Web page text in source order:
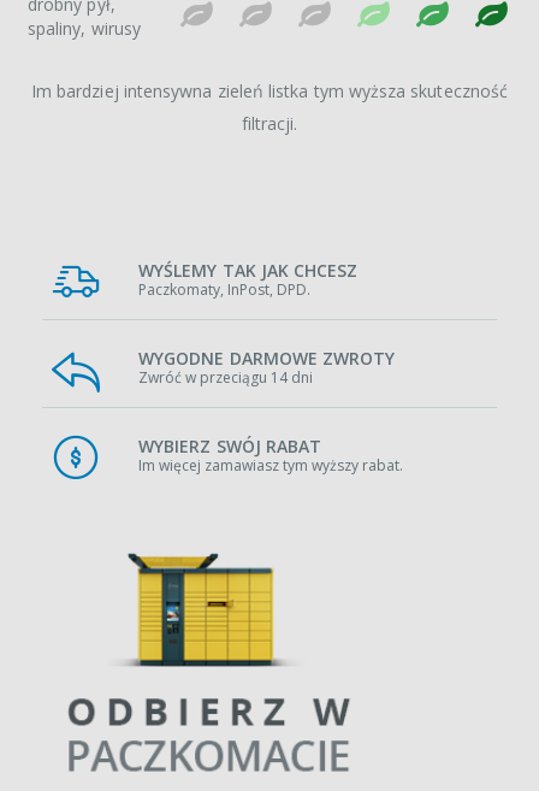
spaliny, wirusy
Im bardziej intensywna zieleń listka tym wyższa skuteczność
filtracji.
WYŚLEMY TAK JAK CHCESZ
Paczkomaty, InPost, DPD.
WYGODNE DARMOWE ZWROTY
Zwróć w przeciągu 14 dni
WYBIERZ SWÓJ RABAT
Im więcej zamawiasz tym wyższy rabat.